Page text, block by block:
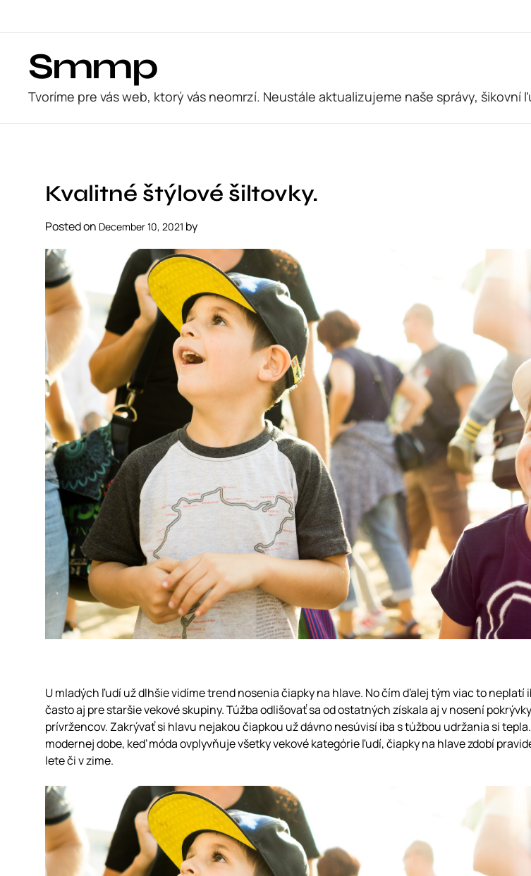
o
Smmp
Tvoríme pre vás web, ktorý vás neomrzí. Neustále aktualizujeme naše správy,
Kvalitné štýlové šiltovky.
Posted on December 10, 2021 by
U mladých ľudí už dlhšie vidíme trend nosenia čiapky na hlave. No čím ďalej tým viac to neplatí
často aj pre staršie vekové skupiny. Túžba odlišovať sa od ostatných získala aj v nosení
prívržencov. Zakrývať si hlavu nejakou čiapkou už dávno nesúvisí iba s túžbou udržania si
modernej dobe, keď móda ovplyvňuje všetky vekové kategórie ľudí, čiapky na hlave zdobí
lete či v zime.